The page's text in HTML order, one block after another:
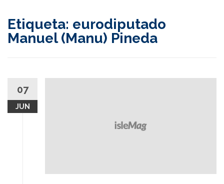
Etiqueta: eurodiputado
Manuel (Manu) Pineda
07
JUN